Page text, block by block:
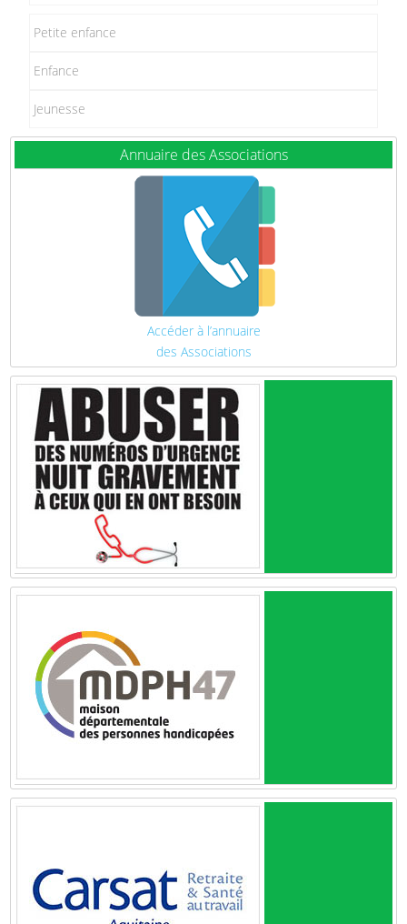
Petite enfance
Enfance
Jeunesse
Annuaire des Associations
Accéder à l’annuaire
des Associations